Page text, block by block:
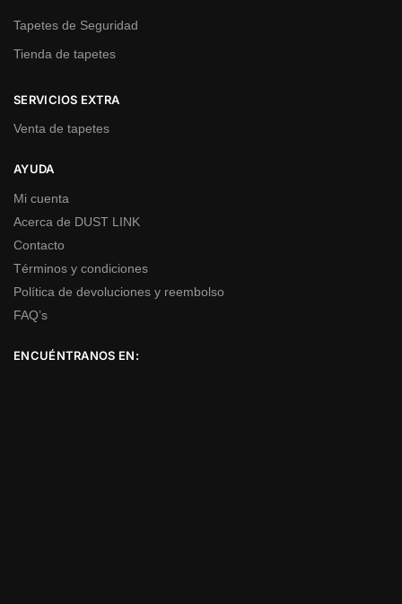
Tapetes de Seguridad
Tienda de tapetes
SERVICIOS EXTRA
Venta de tapetes
AYUDA
Mi cuenta
Acerca de DUST LINK
Contacto
Términos y condiciones
Política de devoluciones y reembolso
FAQ’s
ENCUÉNTRANOS EN: